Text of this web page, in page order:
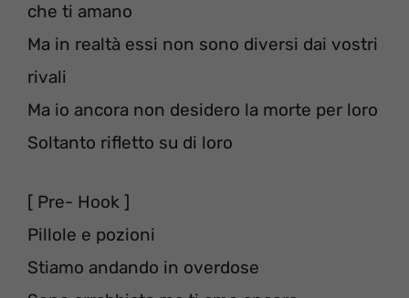
che ti amano
Ma in realtà essi non sono diversi dai vostri
rivali
Ma io ancora non desidero la morte per loro
Soltanto rifletto su di loro
[ Pre- Hook ]
Pillole e pozioni
Stiamo andando in overdose